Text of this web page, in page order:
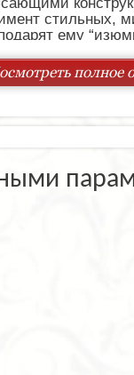
стильных,
ему
При
со средним
мастера
не
и обстановке
и
полное